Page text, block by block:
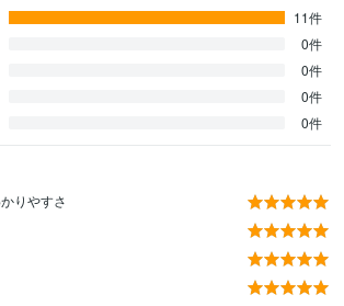
11件
0件
0件
0件
0件
りやすさ